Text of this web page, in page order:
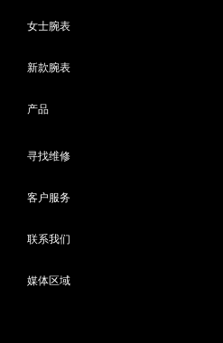
女士腕表
新款腕表
产品
寻找维修
客户服务
联系我们
媒体区域